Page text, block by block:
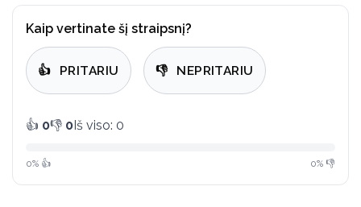
Kaip vertinate šį straipsnį?
👍 PRITARIU 👎 NEPRITARIU
👍 0👎 0Iš viso: 0
0% 👍 0% 👎